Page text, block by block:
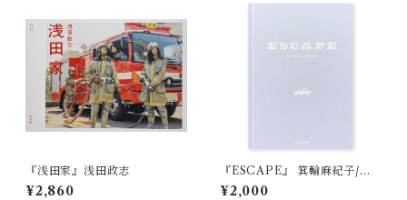
『浅田家』浅田政志
¥2,860
『ESCAPE』 箕輪麻紀子/MA
KIKO MINOWA
¥2,000